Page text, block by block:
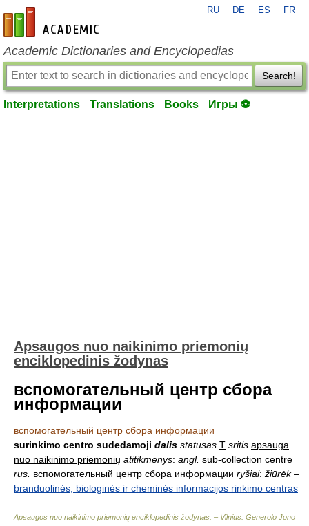
en-academic.com
RU DE ES FR
Academic Dictionaries and Encyclopedias
Search!
Interpretations Translations Books Игры ⚽
Apsaugos nuo naikinimo priemonių
enciklopedinis žodynas
вспомогательный центр сбора
информации
вспомогательный центр сбора информации
surinkimo centro sudedamoji dalis statusas T sritis apsauga
nuo naikinimo priemonių atitikmenys: angl. sub-collection centre
rus. вспомогательный центр сбора информации ryšiai: žiūrėk–
branduolinės, biologinės ir cheminės informacijos rinkimo centras
Apsaugos nuo naikinimo priemonių enciklopedinis žodynas. – Vilnius: Generolo Jono